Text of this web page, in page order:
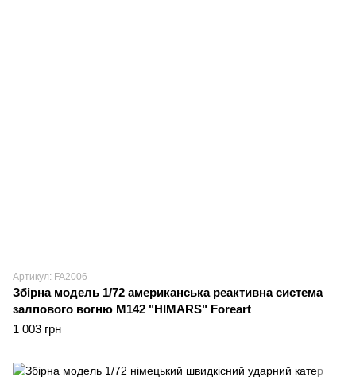
Артикул: FA2006
Збірна модель 1/72 американська реактивна система
залпового вогню M142 "HIMARS" Foreart
1 003 грн